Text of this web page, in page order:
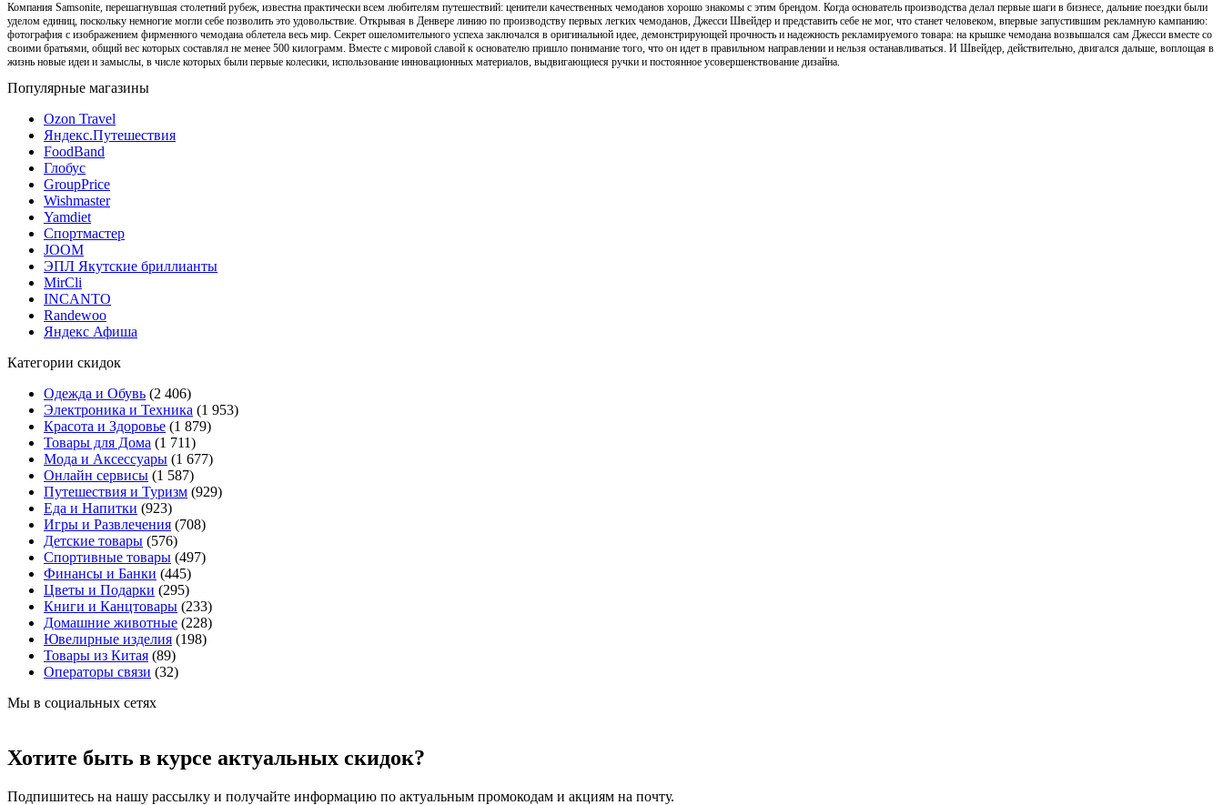
Компания Samsonite, перешагнувшая столетний рубеж, известна практически всем любителям путешествий: ценители качественных чемоданов хорошо знакомы с этим брендом. Когда основатель производства делал первые шаги в бизнесе, дальние поездки были
уделом единиц, поскольку немногие могли себе позволить это удовольствие. Открывая в Денвере линию по производству первых легких чемоданов, Джесси Швейдер и представить себе не мог, что станет человеком, впервые запустившим рекламную кампанию:
фотография с изображением фирменного чемодана облетела весь мир. Секрет ошеломительного успеха заключался в оригинальной идее, демонстрирующей прочность и надежность рекламируемого товара: на крышке чемодана возвышался сам Джесси вместе со
своими братьями, общий вес которых составлял не менее 500 килограмм. Вместе с мировой славой к основателю пришло понимание того, что он идет в правильном направлении и нельзя останавливаться. И Швейдер, действительно, двигался дальше, воплощая в
жизнь новые идеи и замыслы, в числе которых были первые колесики, использование инновационных материалов, выдвигающиеся ручки и постоянное усовершенствование дизайна.
Популярные магазины
Ozon Travel
Яндекс.Путешествия
FoodBand
Глобус
GroupPrice
Wishmaster
Yamdiet
Спортмастер
JOOM
ЭПЛ Якутские бриллианты
MirCli
INCANTO
Randewoo
Яндекс Афиша
Категории скидок
Одежда и Обувь (2 406)
Электроника и Техника (1 953)
Красота и Здоровье (1 879)
Товары для Дома (1 711)
Мода и Аксессуары (1 677)
Онлайн сервисы (1 587)
Путешествия и Туризм (929)
Еда и Напитки (923)
Игры и Развлечения (708)
Детские товары (576)
Спортивные товары (497)
Финансы и Банки (445)
Цветы и Подарки (295)
Книги и Канцтовары (233)
Домашние животные (228)
Ювелирные изделия (198)
Товары из Китая (89)
Операторы связи (32)
Мы в социальных сетях
Хотите быть в курсе актуальных скидок?
Подпишитесь на нашу рассылку и получайте информацию по актуальным промокодам и акциям на почту.